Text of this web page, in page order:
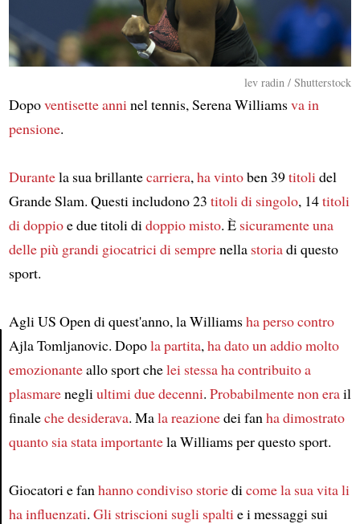
Article
lev radin / Shutterstock
Dopoventisette anninel tennis, Serena Williamsva in
pensione.
Durantela sua brillantecarriera,ha vintoben 39titolidel
Grande Slam. Questi includono 23 titoli di singolo, 14titoli
di doppioe due titoli didoppio misto. È sicuramenteuna
delle più grandi giocatrici di semprenella storiadi questo
sport.
Agli US Open di quest'anno, la Williamsha perso contro
Ajla Tomljanovic. Dopola partita,ha dato un addio molto
emozionanteallo sport chelei stessa ha contribuito a
plasmarenegliultimi due decenni. Probabilmentenon erail
finaleche desiderava. Mala reazionedei fanha dimostrato
quanto sia stata importantela Williams per questo sport.
Giocatori e fanhanno condiviso storiedicome la sua vita li
ha influenzati. Gli striscioni sugli spaltie i messaggi sui